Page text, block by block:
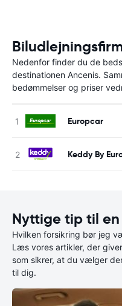
Nedenfor finder du de
destinationen Ancenis.
bedømmelser og priser
Europcar
Keddy By
Nyttige tip til
Hvilken forsikring bør jeg
Læs vores artikler, der
som sikrer, at du vælger
til dig.